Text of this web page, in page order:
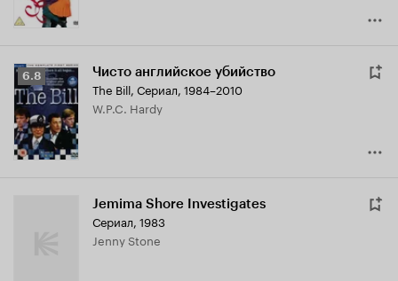
Рейтинг
Кинопоиска
6.8
6.8 Чисто английское убийство
The Bill, Сериал, 1984–2010
W.P.C. Hardy
Jemima Shore Investigates
Сериал, 1983
Jenny Stone